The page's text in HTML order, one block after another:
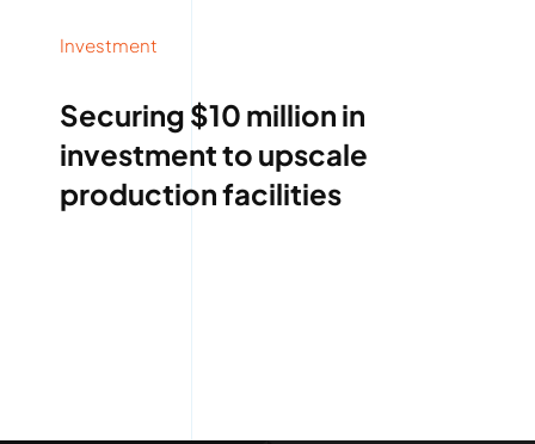
Investment
Securing $10 million in
investment to upscale
production facilities